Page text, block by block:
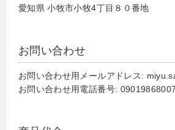
愛知県 小牧市小牧4丁目８０番地
お問い合わせ
お問い合わせ用メールアドレス:
お問い合わせ用電話番号: 09019868007